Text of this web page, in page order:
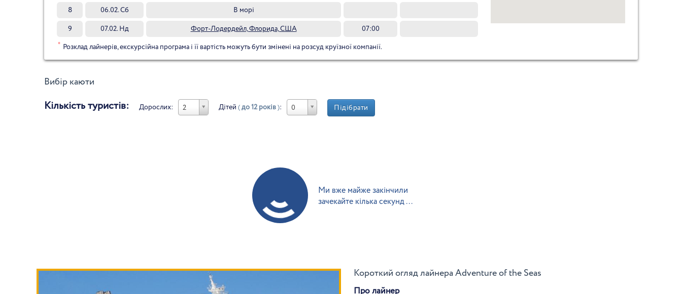
8
06.02. Сб
В морі
9
07.02. Нд Форт-Лодердейл, Флорида, США 07:00
* Розклад лайнерів, екскурсійна програма і її вартість можуть бути змінені на розсуд круїзної компанії.
Вибір каюти
Кількість туристів: Дорослих: 2 Дітей (до 12 років): 0 Підібрати
Ми вже майже закінчили
зачекайте кілька секунд ...
Короткий огляд лайнера Adventure of the Seas
Про лайнер